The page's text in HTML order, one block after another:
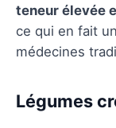
teneur élevée
ce qui en fait
médecines
Légumes